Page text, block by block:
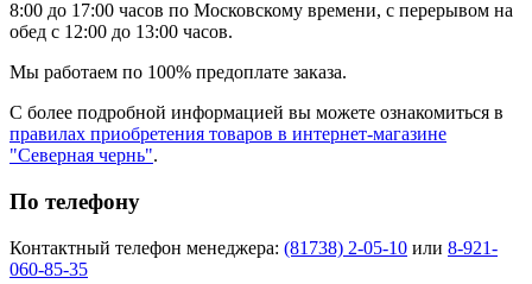
8:00 до 17:00 часов по Московскому времени, с перерывом на
обед с 12:00 до 13:00 часов.
Мы работаем по 100% предоплате заказа.
С более подробной информацией вы можете ознакомиться в
правилах приобретения товаров в интернет-магазине
"Северная чернь".
По телефону
Контактный телефон менеджера: (81738) 2-05-10 или 8-921-
060-85-35